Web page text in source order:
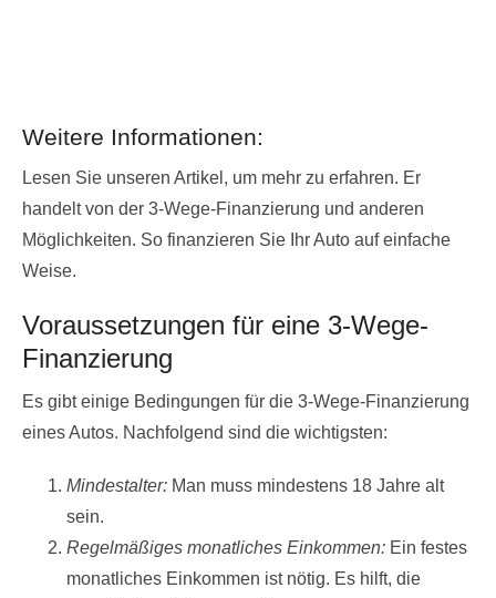
Weitere Informationen:
Lesen Sie unseren Artikel, um mehr zu erfahren. Er
handelt von der 3-Wege-Finanzierung und anderen
Möglichkeiten. So finanzieren Sie Ihr Auto auf einfache
Weise.
Voraussetzungen für eine 3-Wege-
Finanzierung
Es gibt einige Bedingungen für die 3-Wege-Finanzierung
eines Autos. Nachfolgend sind die wichtigsten:
Mindestalter: Man muss mindestens 18 Jahre alt
sein.
Regelmäßiges monatliches Einkommen: Ein festes
monatliches Einkommen ist nötig. Es hilft, die